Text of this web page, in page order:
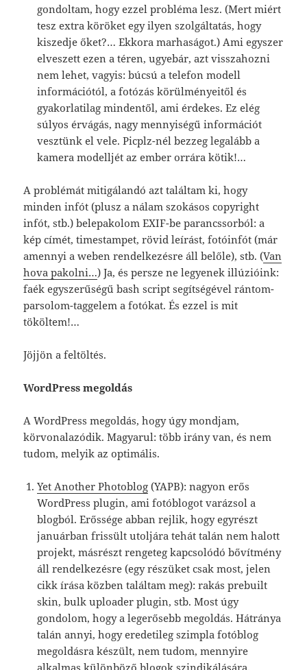
gondoltam, hogy ezzel probléma lesz. (Mert miért
tesz extra köröket egy ilyen szolgáltatás, hogy
kiszedje őket?… Ekkora marhaságot.) Ami egyszer
elveszett ezen a téren, ugyebár, azt visszahozni
nem lehet, vagyis: búcsú a telefon modell
információtól, a fotózás körülményeitől és
gyakorlatilag mindentől, ami érdekes. Ez elég
súlyos érvágás, nagy mennyiségű információt
vesztünk el vele. Picplz-nél bezzeg legalább a
kamera modelljét az ember orrára kötik!…
A problémát mitigálandó azt találtam ki, hogy
minden infót (plusz a nálam szokásos copyright
infót, stb.) belepakolom EXIF-be parancssorból: a
kép címét, timestampet, rövid leírást, fotóinfót (már
amennyi a weben rendelkezésre áll belőle), stb. (Van
hova pakolni…) Ja, és persze ne legyenek illúzióink:
faék egyszerűségű bash script segítségével rántom-
parsolom-taggelem a fotókat. És ezzel is mit
tököltem!…
Jöjjön a feltöltés.
WordPress megoldás
A WordPress megoldás, hogy úgy mondjam,
körvonalazódik. Magyarul: több irány van, és nem
tudom, melyik az optimális.
Yet Another Photoblog (YAPB): nagyon erős
WordPress plugin, ami fotóblogot varázsol a
blogból. Erőssége abban rejlik, hogy egyrészt
januárban frissült utoljára tehát talán nem halott
projekt, másrészt rengeteg kapcsolódó bővítmény
áll rendelkezésre (egy részüket csak most, jelen
cikk írása közben találtam meg): rakás prebuilt
skin, bulk uploader plugin, stb. Most úgy
gondolom, hogy a legerősebb megoldás. Hátránya
talán annyi, hogy eredetileg szimpla fotóblog
megoldásra készült, nem tudom, mennyire
alkalmas különböző blogok szindikálására.